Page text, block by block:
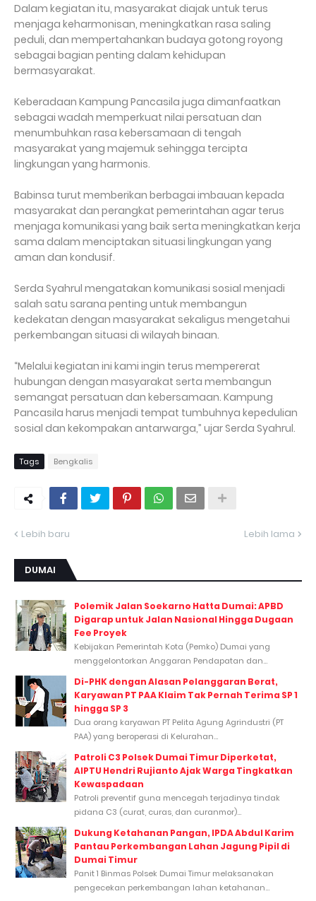
Dalam kegiatan itu, masyarakat diajak untuk terus
menjaga keharmonisan, meningkatkan rasa saling
peduli, dan mempertahankan budaya gotong royong
sebagai bagian penting dalam kehidupan
bermasyarakat.
Keberadaan Kampung Pancasila juga dimanfaatkan
sebagai wadah memperkuat nilai persatuan dan
menumbuhkan rasa kebersamaan di tengah
masyarakat yang majemuk sehingga tercipta
lingkungan yang harmonis.
Babinsa turut memberikan berbagai imbauan kepada
masyarakat dan perangkat pemerintahan agar terus
menjaga komunikasi yang baik serta meningkatkan kerja
sama dalam menciptakan situasi lingkungan yang
aman dan kondusif.
Serda Syahrul mengatakan komunikasi sosial menjadi
salah satu sarana penting untuk membangun
kedekatan dengan masyarakat sekaligus mengetahui
perkembangan situasi di wilayah binaan.
“Melalui kegiatan ini kami ingin terus mempererat
hubungan dengan masyarakat serta membangun
semangat persatuan dan kebersamaan. Kampung
Pancasila harus menjadi tempat tumbuhnya kepedulian
sosial dan kekompakan antarwarga,” ujar Serda Syahrul.
Tags Bengkalis
Lebih baru Lebih lama
DUMAI
Polemik Jalan Soekarno Hatta Dumai: APBD
Digarap untuk Jalan Nasional Hingga Dugaan
Fee Proyek
Kebijakan Pemerintah Kota (Pemko) Dumai yang
menggelontorkan Anggaran Pendapatan dan...
Di-PHK dengan Alasan Pelanggaran Berat,
Karyawan PT PAA Klaim Tak Pernah Terima SP 1
hingga SP 3
Dua orang karyawan PT Pelita Agung Agrindustri (PT
PAA) yang beroperasi di Kelurahan...
Patroli C3 Polsek Dumai Timur Diperketat,
AIPTU Hendri Rujianto Ajak Warga Tingkatkan
Kewaspadaan
Patroli preventif guna mencegah terjadinya tindak
pidana C3 (curat, curas, dan curanmor)...
Dukung Ketahanan Pangan, IPDA Abdul Karim
Pantau Perkembangan Lahan Jagung Pipil di
Dumai Timur
Panit 1 Binmas Polsek Dumai Timur melaksanakan
pengecekan perkembangan lahan ketahanan...